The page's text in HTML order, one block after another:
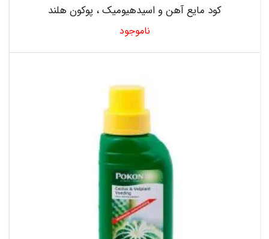
کود مایع آهن و اسیدهیومیک ، پوکون هلند
ناموجود